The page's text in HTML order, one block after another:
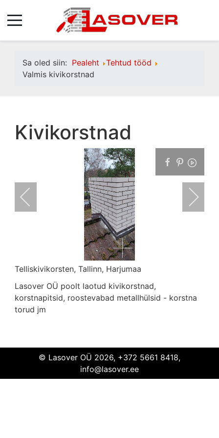
Sa oled siin: Pealeht
Tehtud tööd
Valmis kivikorstnad
Kivikorstnad
Telliskivikorsten, Tallinn, Harjumaa
Telliskivikorsten Tallinn Harjumaa
Lasover OÜ poolt laotud kivikorstnad,
korstnapitsid, roostevabad metallhülsid - korstna
torud jm
© Lasover OÜ 2026, +372 5661 8418,
info@lasover.ee